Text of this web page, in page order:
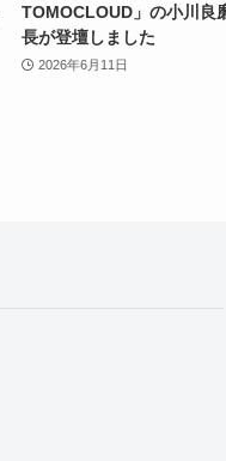
TOMOCLOUD」の小川良
長が登壇しました
2026年6月11日